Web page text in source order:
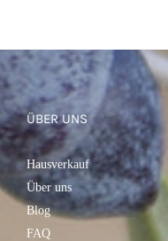
ÜBER UNS
Hausverkauf
Über uns
Blog
FAQ